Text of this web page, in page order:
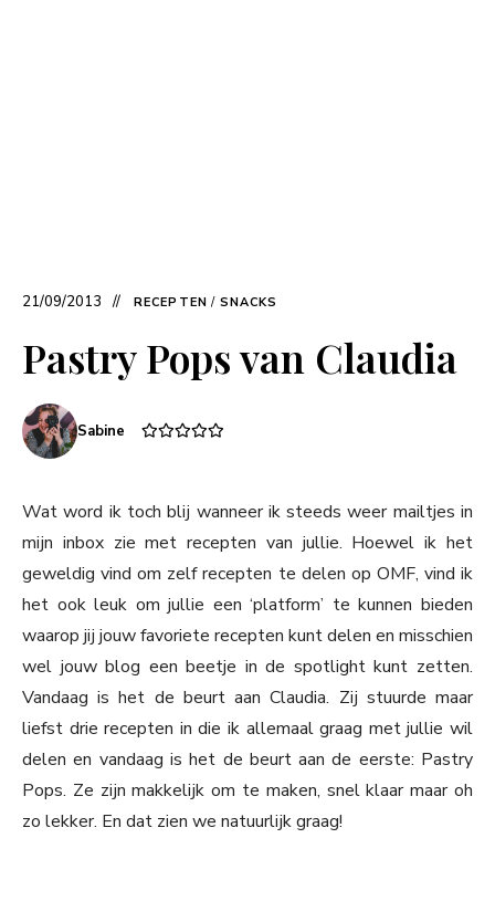
21/09/2013 RECEPTEN / SNACKS
Pastry Pops van Claudia
Sabine
Wat word ik toch blij wanneer ik steeds weer mailtjes in
mijn inbox zie met recepten van jullie. Hoewel ik het
geweldig vind om zelf recepten te delen op OMF, vind ik
het ook leuk om jullie een ‘platform’ te kunnen bieden
waarop jij jouw favoriete recepten kunt delen en misschien
wel jouw blog een beetje in de spotlight kunt zetten.
Vandaag is het de beurt aan Claudia. Zij stuurde maar
liefst drie recepten in die ik allemaal graag met jullie wil
delen en vandaag is het de beurt aan de eerste: Pastry
Pops. Ze zijn makkelijk om te maken, snel klaar maar oh
zo lekker. En dat zien we natuurlijk graag!